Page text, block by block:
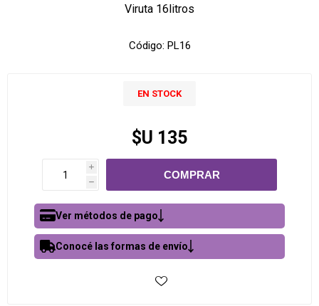
Viruta 16litros
Código: PL16
EN STOCK
$U 135
i
h
Ver métodos de pago
Conocé las formas de envío